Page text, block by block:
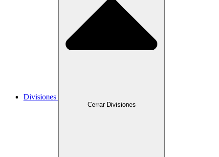
Divisiones
Cerrar Divisiones